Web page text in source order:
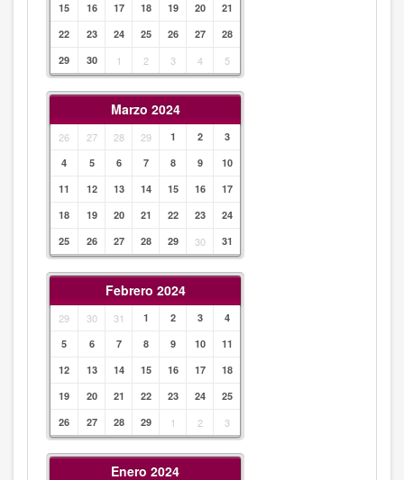
15
16 17 18 19 20
21
22
23 24 25 26 27
28
29
30 1 2 3 4 5
Marzo 2024
26 27 28 29 1 2
3
4
5 6 7 8 9
10
11
12 13 14 15 16
17
18
19 20 21 22 23
24
25
26 27 28 29 30 31
Febrero 2024
29 30 31 1 2 3
4
5
6 7 8 9 10
11
12
13 14 15 16 17
18
19
20 21 22 23 24
25
26
27 28 29 1 2 3
Enero 2024